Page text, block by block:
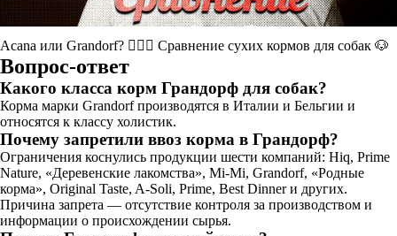
Acana или Grandorf? 🤷🏻‍♂️ Сравнение сухих кормов для собак 🐶
Вопрос-ответ
Какого класса корм Грандорф для собак?
Корма марки Grandorf производятся в Италии и Бельгии и
относятся к классу холистик.
Почему запретили ввоз корма в Грандорф?
Ограничения коснулись продукции шести компаний: Hiq, Prime
Nature, «Деревенские лакомства», Mi-Mi, Grandorf, «Родные
корма», Original Taste, A-Soli, Prime, Best Dinner и других.
Причина запрета — отсутствие контроля за производством и
информации о происхождении сырья.